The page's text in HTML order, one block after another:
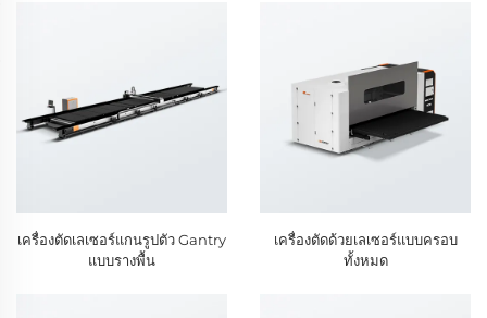
เครื่องตัดเลเซอร์แกนรูปตัว Gantry
แบบรางพื้น
เครื่องตัดด้วยเลเซอร์แบบครอบ
ทั้งหมด